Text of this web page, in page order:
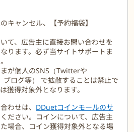
キャンセル、【予約福袋】
て、広告主に直接お問い合わせを
ります。必ず当サイトサポートま
が個人のSNS（Twitterや
ログ等） で拡散することは禁止で
獲得対象外となります。
わせは、 DDuetコインモールのサ
ださい。コインについて、広告主
場合、コイン獲得対象外となる場